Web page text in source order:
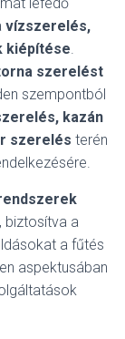
vízszerelés,
kiépítése
szerelést
szempontból
kazán
szerelés terén
, biztosítva a
a fűtés
aspektusában